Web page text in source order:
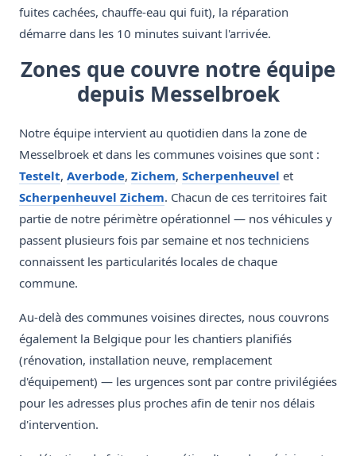
fuites cachées, chauffe-eau qui fuit), la réparation
démarre dans les 10 minutes suivant l'arrivée.
Zones que couvre notre équipe
depuis Messelbroek
Notre équipe intervient au quotidien dans la zone de
Messelbroek et dans les communes voisines que sont :
Testelt, Averbode, Zichem, Scherpenheuvel et
Scherpenheuvel Zichem. Chacun de ces territoires fait
partie de notre périmètre opérationnel — nos véhicules y
passent plusieurs fois par semaine et nos techniciens
connaissent les particularités locales de chaque
commune.
Au-delà des communes voisines directes, nous couvrons
également la Belgique pour les chantiers planifiés
(rénovation, installation neuve, remplacement
d'équipement) — les urgences sont par contre privilégiées
pour les adresses plus proches afin de tenir nos délais
d'intervention.